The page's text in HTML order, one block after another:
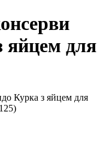
яйцем для